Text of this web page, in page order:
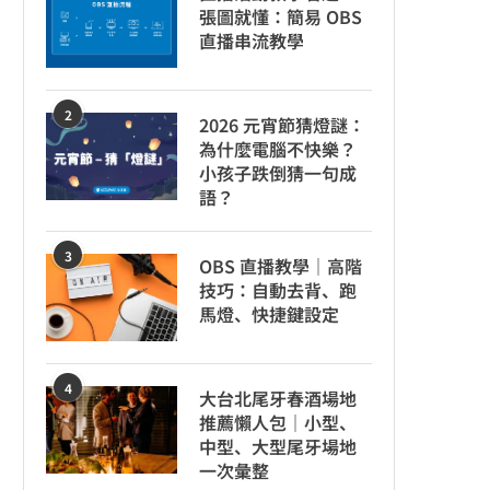
張圖就懂：簡易 OBS
直播串流教學
2
2026 元宵節猜燈謎：
為什麼電腦不快樂？
小孩子跌倒猜一句成
語？
3
OBS 直播教學｜高階
技巧：自動去背、跑
馬燈、快捷鍵設定
4
大台北尾牙春酒場地
推薦懶人包｜小型、
中型、大型尾牙場地
一次彙整